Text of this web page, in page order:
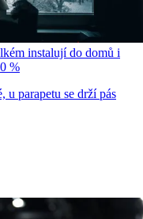
instalují do domů i
%
u parapetu se drží pás